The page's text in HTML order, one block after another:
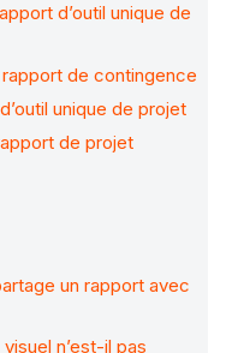
d’outil unique de
de contingence
unique de projet
de projet
un rapport avec
n’est-il pas